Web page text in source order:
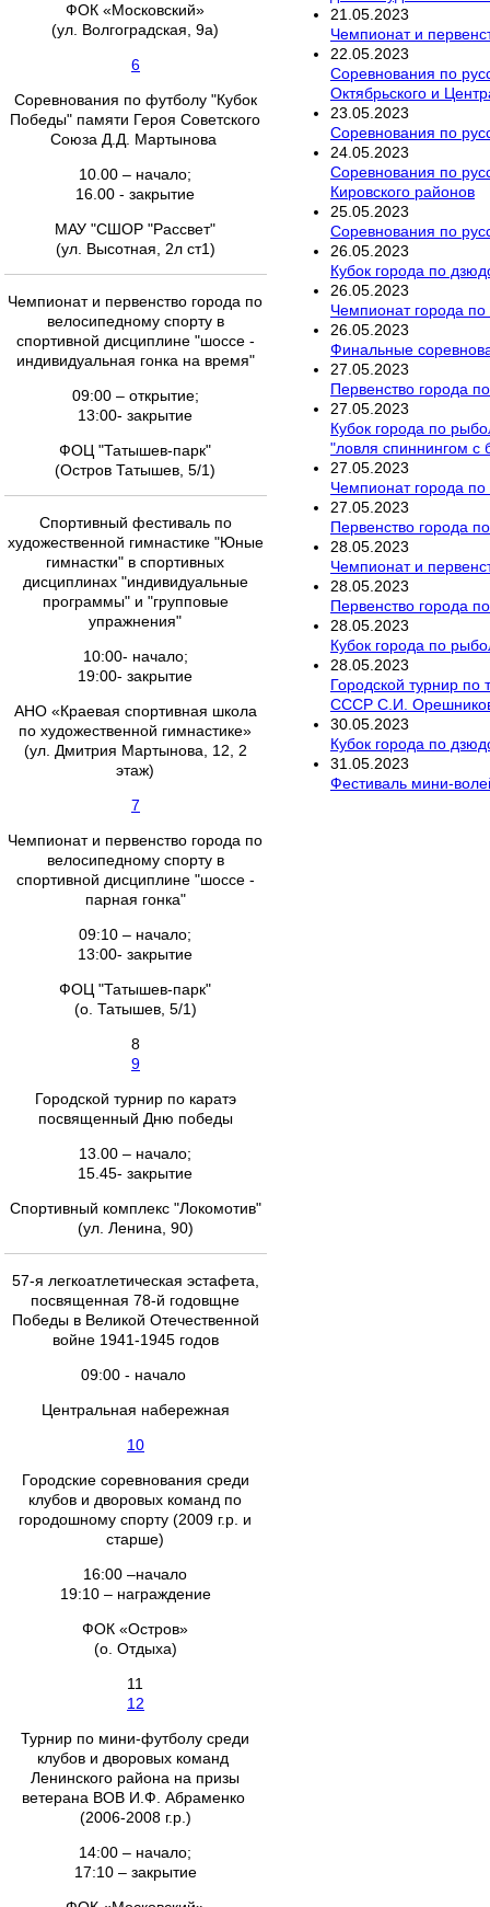
ФОК «Московский»
(ул. Волгоградская, 9а)
6
Соревнования по футболу "Кубок
Победы" памяти Героя Советского
Союза Д.Д. Мартынова
10.00 – начало;
16.00 - закрытие
МАУ "СШОР "Рассвет"
(ул. Высотная, 2л ст1)
Чемпионат и первенство города по
велосипедному спорту в
спортивной дисциплине "шоссе -
индивидуальная гонка на время"
09:00 – открытие;
13:00- закрытие
ФОЦ "Татышев-парк"
(Остров Татышев, 5/1)
Спортивный фестиваль по
художественной гимнастике "Юные
гимнастки" в спортивных
дисциплинах "индивидуальные
программы" и "групповые
упражнения"
10:00- начало;
19:00- закрытие
АНО «Краевая спортивная школа
по художественной гимнастике»
(ул. Дмитрия Мартынова, 12, 2
этаж)
7
Чемпионат и первенство города по
велосипедному спорту в
спортивной дисциплине "шоссе -
парная гонка"
09:10 – начало;
13:00- закрытие
ФОЦ "Татышев-парк"
(о. Татышев, 5/1)
8
9
Городской турнир по каратэ
посвященный Дню победы
13.00 – начало;
15.45- закрытие
Спортивный комплекс "Локомотив"
(ул. Ленина, 90)
57-я легкоатлетическая эстафета,
посвященная 78-й годовщне
Победы в Великой Отечественной
войне 1941-1945 годов
09:00 - начало
Центральная набережная
10
Городские соревнования среди
клубов и дворовых команд по
городошному спорту (2009 г.р. и
старше)
16:00 –начало
19:10 – награждение
ФОК «Остров»
(о. Отдыха)
11
12
Турнир по мини-футболу среди
клубов и дворовых команд
Ленинского района на призы
ветерана ВОВ И.Ф. Абраменко
(2006-2008 г.р.)
14:00 – начало;
17:10 – закрытие
21 05 2023
Чемпионат и
22 05 2023
Соревнования по
Октябрьского и
23 05 2023
Соревнования по
24 05 2023
Соревнования по
Кировского районов
25 05 2023
Соревнования по
26 05 2023
Кубок города по
26 05 2023
Чемпионат города по
26 05 2023
Финальные
27 05 2023
Первенство города
27 05 2023
Кубок города по
"ловля спиннингом с
27 05 2023
Чемпионат города по
27 05 2023
Первенство города
28 05 2023
Чемпионат и
28 05 2023
Первенство города
28 05 2023
Кубок города по
28 05 2023
Городской турнир
СССР С.И.
30 05 2023
Кубок города по
31 05 2023
Фестиваль мини-